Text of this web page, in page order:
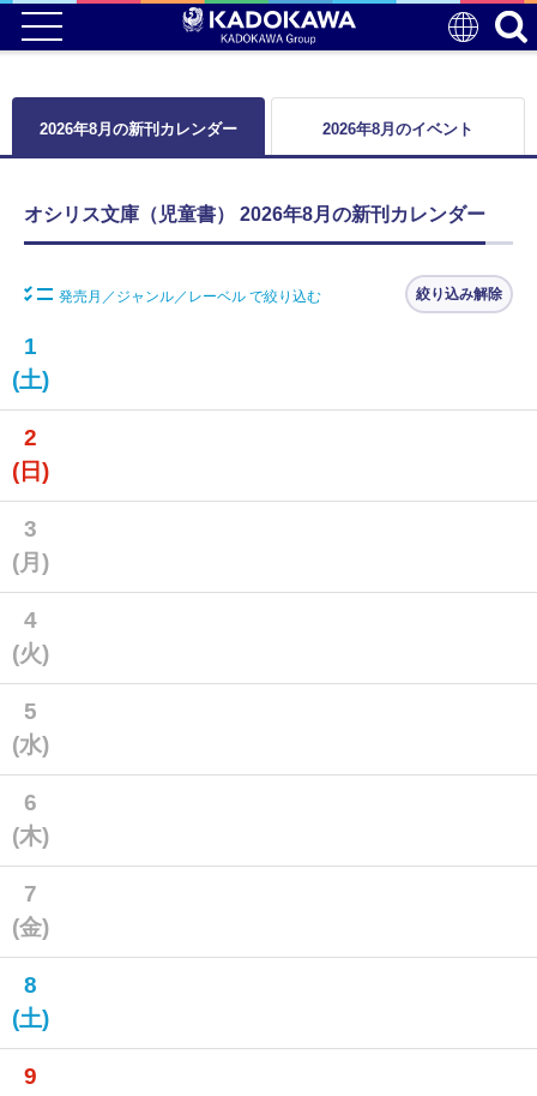
2026年8月の新刊カレンダー 2026年8月のイベント
オシリス文庫（児童書） 2026年8月の新刊カレンダー
発売月／ジャンル／レーベル で絞り込む 絞り込み解除
1
(土)
2
(日)
3
(月)
4
(火)
5
(水)
6
(木)
7
(金)
8
(土)
9